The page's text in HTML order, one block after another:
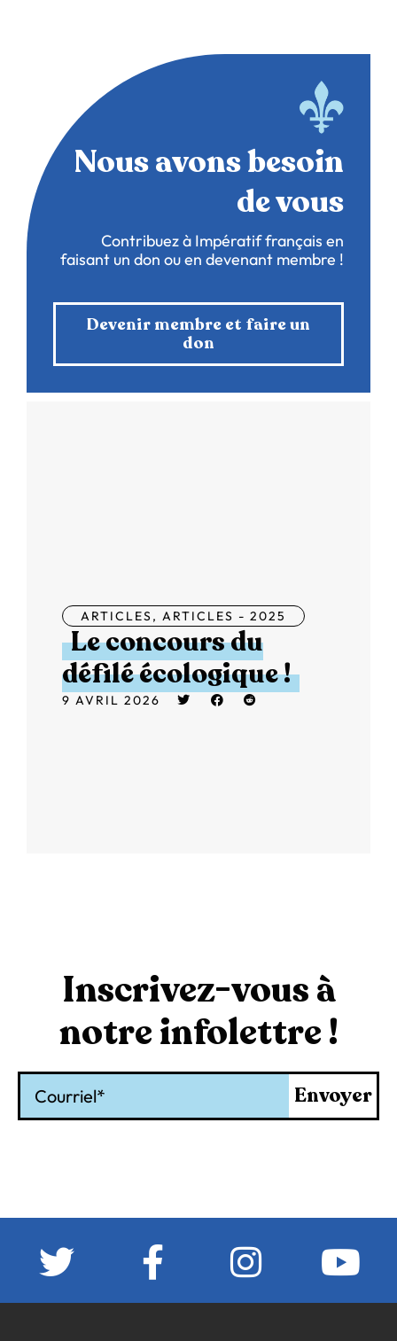
Nous avons besoin
de vous
Contribuez à Impératif français en
faisant un don ou en devenant membre !
Devenir membre et faire un
don
ARTICLES, ARTICLES - 2025
Le concours du
défilé écologique !
9 AVRIL 2026
Inscrivez-vous à
notre infolettre !
Envoyer